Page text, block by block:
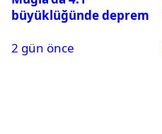
büyüklüğünde deprem
2 gün önce